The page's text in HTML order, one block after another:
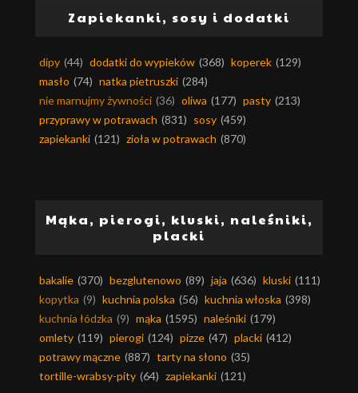
Zapiekanki, sosy i dodatki
dipy (44) dodatki do wypieków (368) koperek (129)
masło (74) natka pietruszki (284)
nie marnujmy żywności (36) oliwa (177) pasty (213)
przyprawy w potrawach (831) sosy (459)
zapiekanki (121) zioła w potrawach (870)
Mąka, pierogi, kluski, naleśniki,
placki
bakalie (370) bezglutenowo (89) jaja (636) kluski (111)
kopytka (9) kuchnia polska (56) kuchnia włoska (398)
kuchnia łódzka (9) mąka (1595) naleśniki (179)
omlety (119) pierogi (124) pizze (47) placki (412)
potrawy mączne (887) tarty na słono (35)
tortille-wrabsy-pity (64) zapiekanki (121)